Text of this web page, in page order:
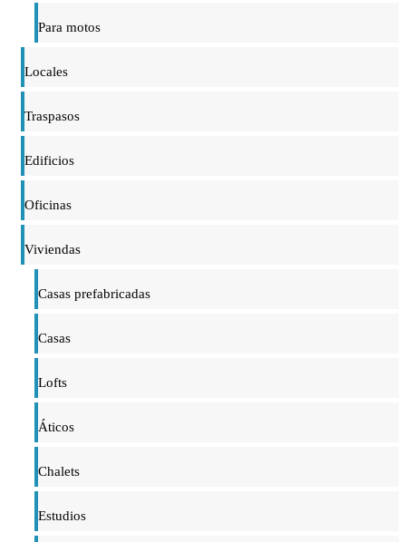
Para motos
Locales
Traspasos
Edificios
Oficinas
Viviendas
Casas prefabricadas
Casas
Lofts
Áticos
Chalets
Estudios